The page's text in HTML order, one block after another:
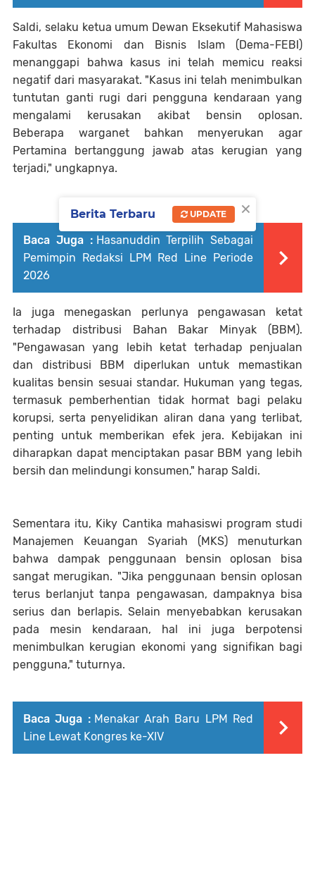
Saldi, selaku ketua umum Dewan Eksekutif Mahasiswa
Fakultas Ekonomi dan Bisnis Islam (Dema-FEBI)
menanggapi bahwa kasus ini telah memicu reaksi
negatif dari masyarakat. "Kasus ini telah menimbulkan
tuntutan ganti rugi dari pengguna kendaraan yang
mengalami kerusakan akibat bensin oplosan.
Beberapa warganet bahkan menyerukan agar
Pertamina bertanggung jawab atas kerugian yang
terjadi," ungkapnya.
Baca Juga : Hasanuddin Terpilih Sebagai
Pemimpin Redaksi LPM Red Line Periode
2026
Ia juga menegaskan perlunya pengawasan ketat
terhadap distribusi Bahan Bakar Minyak (BBM).
"Pengawasan yang lebih ketat terhadap penjualan
dan distribusi BBM diperlukan untuk memastikan
kualitas bensin sesuai standar. Hukuman yang tegas,
termasuk pemberhentian tidak hormat bagi pelaku
korupsi, serta penyelidikan aliran dana yang terlibat,
penting untuk memberikan efek jera. Kebijakan ini
diharapkan dapat menciptakan pasar BBM yang lebih
bersih dan melindungi konsumen," harap Saldi.
Sementara itu, Kiky Cantika mahasiswi program studi
Manajemen Keuangan Syariah (MKS) menuturkan
bahwa dampak penggunaan bensin oplosan bisa
sangat merugikan. "Jika penggunaan bensin oplosan
terus berlanjut tanpa pengawasan, dampaknya bisa
serius dan berlapis. Selain menyebabkan kerusakan
pada mesin kendaraan, hal ini juga berpotensi
menimbulkan kerugian ekonomi yang signifikan bagi
pengguna," tuturnya.
Baca Juga : Menakar Arah Baru LPM Red
Line Lewat Kongres ke-XIV
×
Berita Terbaru UPDATE